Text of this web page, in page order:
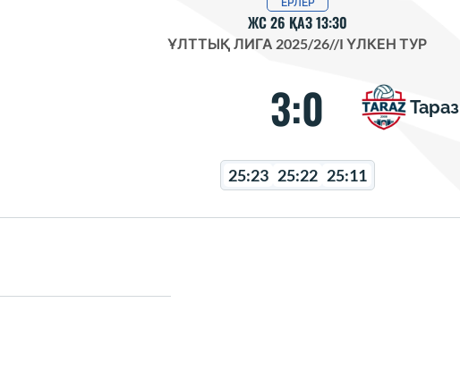
ЕРЛЕР
ЖС 26 ҚАЗ 13:30
ҰЛТТЫҚ ЛИГА 2025/26//I ҮЛКЕН ТУР
3:0 Тараз
25:23 25:22 25:11